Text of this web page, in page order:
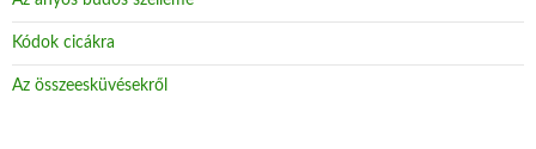
Kódok cicákra
Az összeesküvésekről